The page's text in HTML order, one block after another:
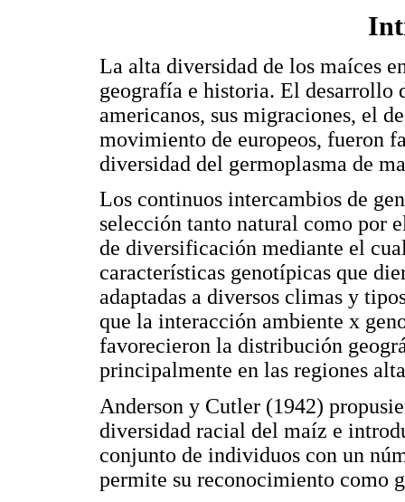
La alta diversidad de los maíces
geografía e historia. El desarrollo
americanos, sus migraciones, el
movimiento de europeos, fueron
diversidad del germoplasma de
Los continuos intercambios de
selección tanto natural como por
de diversificación mediante el
características genotípicas que
adaptadas a diversos climas y
que la interacción ambiente x
favorecieron la distribución
principalmente en las regiones
Anderson y Cutler (1942)
diversidad racial del maíz e
conjunto de individuos con un
permite su reconocimiento como